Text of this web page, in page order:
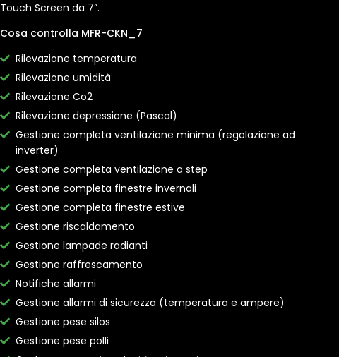
Touch Screen da 7”.
Cosa controlla MFR-CKN_7
Rilevazione temperatura
Rilevazione umidità
Rilevazione Co2
Rilevazione depressione (Pascal)
Gestione completa ventilazione minima (regolazione ad
inverter)
Gestione completa ventilazione a step
Gestione completa finestre invernali
Gestione completa finestre estive
Gestione riscaldamento
Gestione lampade radianti
Gestione raffrescamento
Notifiche allarmi
Gestione allarmi di sicurezza (temperatura e ampere)
Gestione pese silos
Gestione pese polli